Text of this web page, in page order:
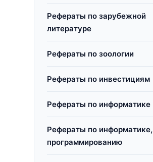
Рефераты по зарубежной
литературе
Рефераты по зоологии
Рефераты по инвестициям
Рефераты по информатике
Рефераты по информатике,
программированию